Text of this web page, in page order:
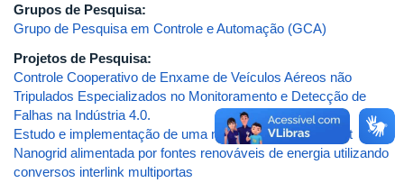
Grupos de Pesquisa:
Grupo de Pesquisa em Controle e Automação (GCA)
Projetos de Pesquisa:
Controle Cooperativo de Enxame de Veículos Aéreos não
Tripulados Especializados no Monitoramento e Detecção de
Falhas na Indústria 4.0.
Estudo e implementação de uma nova proposta de Smart
Nanogrid alimentada por fontes renováveis de energia utilizando
conversos interlink multiportas